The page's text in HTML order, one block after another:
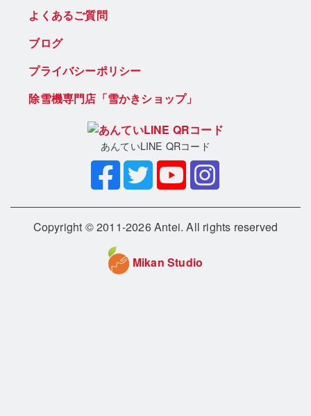
よくあるご質問
ブログ
プライバシーポリシー
除雪機専門店「雪かきショップ」
あんていLINE QRコード
Copyright © 2011-2026 Antei. All rights reserved
Mikan Studio